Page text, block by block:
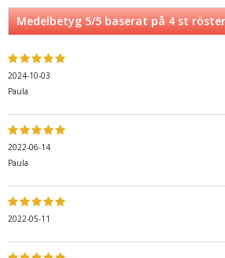
Medelbetyg5/5 baserat på4st
2024-10-03
Paula
2022-06-14
Paula
2022-05-11